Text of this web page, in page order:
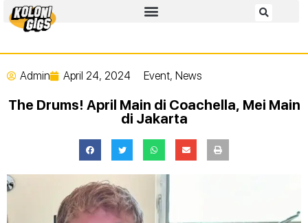
Admin April 24, 2024 Event, News
The Drums! April Main di Coachella, Mei Main
di Jakarta